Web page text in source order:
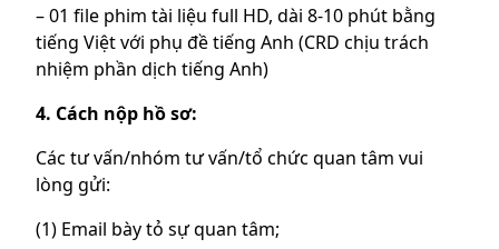
– 01 file phim tài liệu full HD, dài 8-10 phút bằng
tiếng Việt với phụ đề tiếng Anh (CRD chịu trách
nhiệm phần dịch tiếng Anh)
4. Cách nộp hồ sơ:
Các tư vấn/nhóm tư vấn/tổ chức quan tâm vui
lòng gửi:
(1) Email bày tỏ sự quan tâm;